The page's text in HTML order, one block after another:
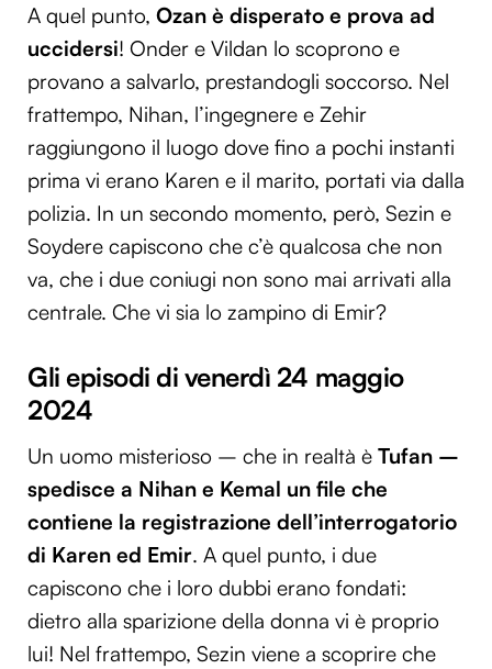
A quel punto, Ozan è disperato e prova ad
uccidersi! Onder e Vildan lo scoprono e
provano a salvarlo, prestandogli soccorso. Nel
frattempo, Nihan, l’ingegnere e Zehir
raggiungono il luogo dove fino a pochi instanti
prima vi erano Karen e il marito, portati via dalla
polizia. In un secondo momento, però, Sezin e
Soydere capiscono che c’è qualcosa che non
va, che i due coniugi non sono mai arrivati alla
centrale. Che vi sia lo zampino di Emir?
Gli episodi di venerdì 24 maggio
2024
Un uomo misterioso – che in realtà è Tufan –
spedisce a Nihan e Kemal un file che
contiene la registrazione dell’interrogatorio
di Karen ed Emir. A quel punto, i due
capiscono che i loro dubbi erano fondati:
dietro alla sparizione della donna vi è proprio
lui! Nel frattempo, Sezin viene a scoprire che